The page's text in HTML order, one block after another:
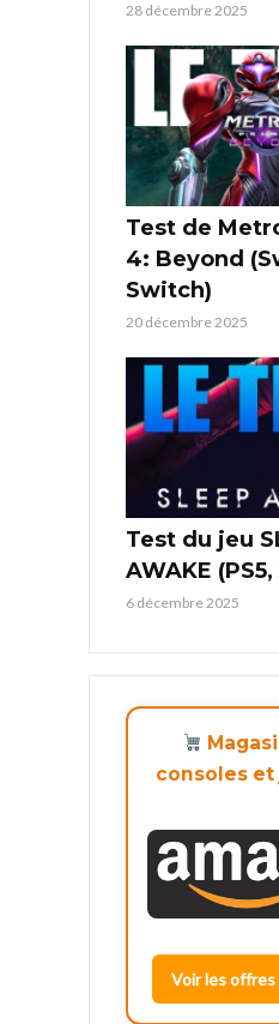
28 décembre 2025
Test de
4: Beyond
Switch)
20 décembre 2025
Test du jeu
AWAKE (PS5,
6 décembre 2025
consoles et
Voir les offres